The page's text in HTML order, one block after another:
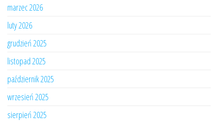
marzec 2026
luty 2026
grudzień 2025
listopad 2025
październik 2025
wrzesień 2025
sierpień 2025